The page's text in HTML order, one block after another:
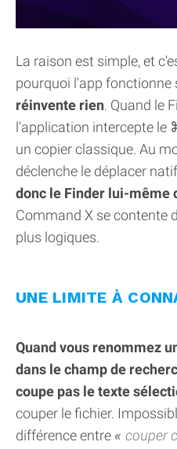
La raison est simple, et
pourquoi l'app fonctionne
réinvente rien. Quand le
l'application intercepte le
un copier classique. Au
déclenche le déplacer
donc le Finder lui-même
Command X se contente
plus logiques.
UNE LIMITE À
Quand vous renommez
dans le champ de
coupe pas le texte
couper le fichier.
différence entre
couper